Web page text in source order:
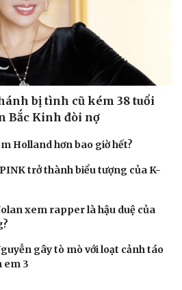
bị tình cũ kém 38 tuổi
Bắc Kinh đòi nợ
Holland hơn bao giờ hết?
trở thành biểu tượng của K-
xem rapper là hậu duệ của
gây tò mò với loạt cảnh táo
em 3